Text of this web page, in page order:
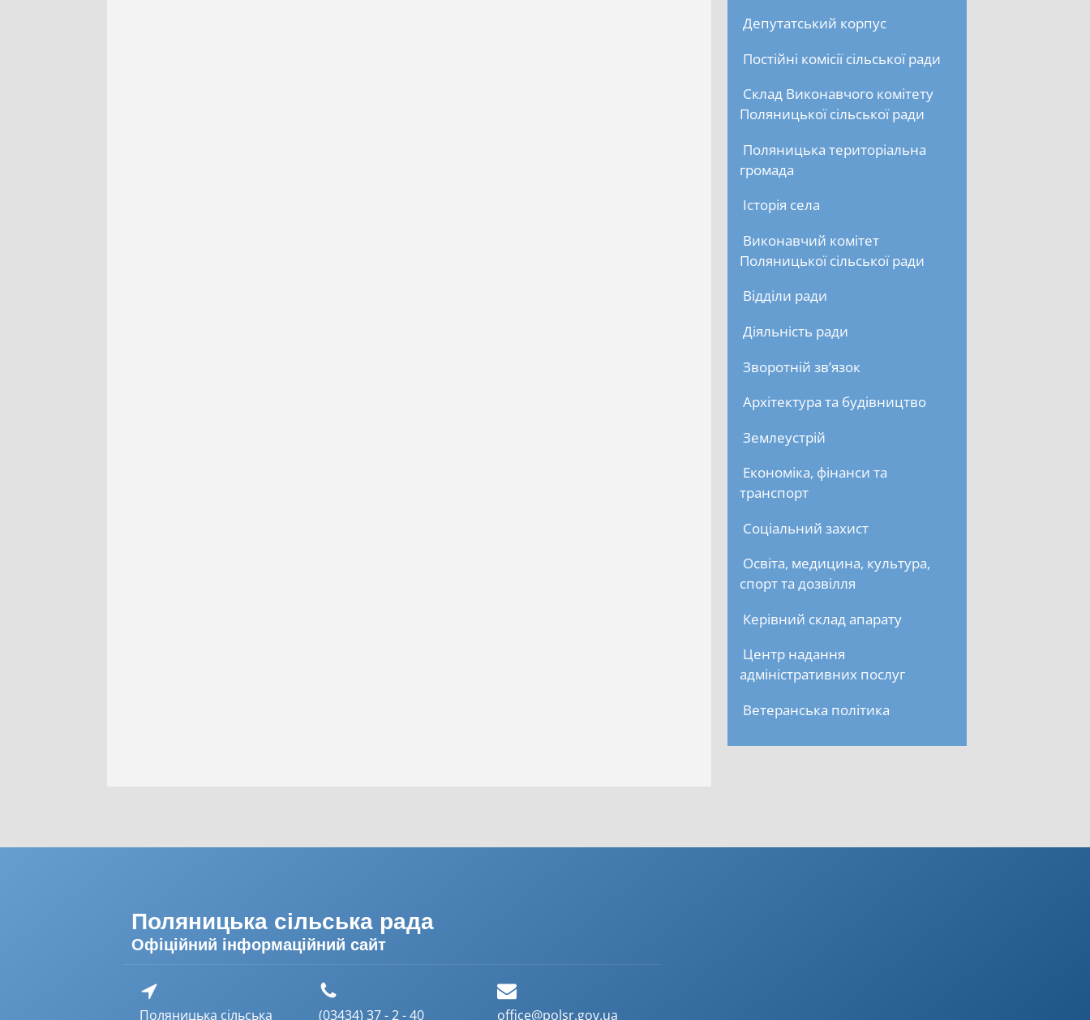
Депутатський корпус
Постійні комісії сільської ради
Склад Виконавчого комітету
Поляницької сільської ради
Поляницька територіальна
громада
Історія села
Виконавчий комітет
Поляницької сільської ради
Відділи ради
Діяльність ради
Зворотній зв’язок
Архітектура та будівництво
Землеустрій
Економіка, фінанси та
транспорт
Соціальний захист
Освіта, медицина, культура,
спорт та дозвілля
Керівний склад апарату
Центр надання
адміністративних послуг
Ветеранська політика
Поляницька сільська рада
Офіційний інформаційний сайт
Поляницька сільська (03434) 37 - 2 - 40 office@polsr.gov.ua